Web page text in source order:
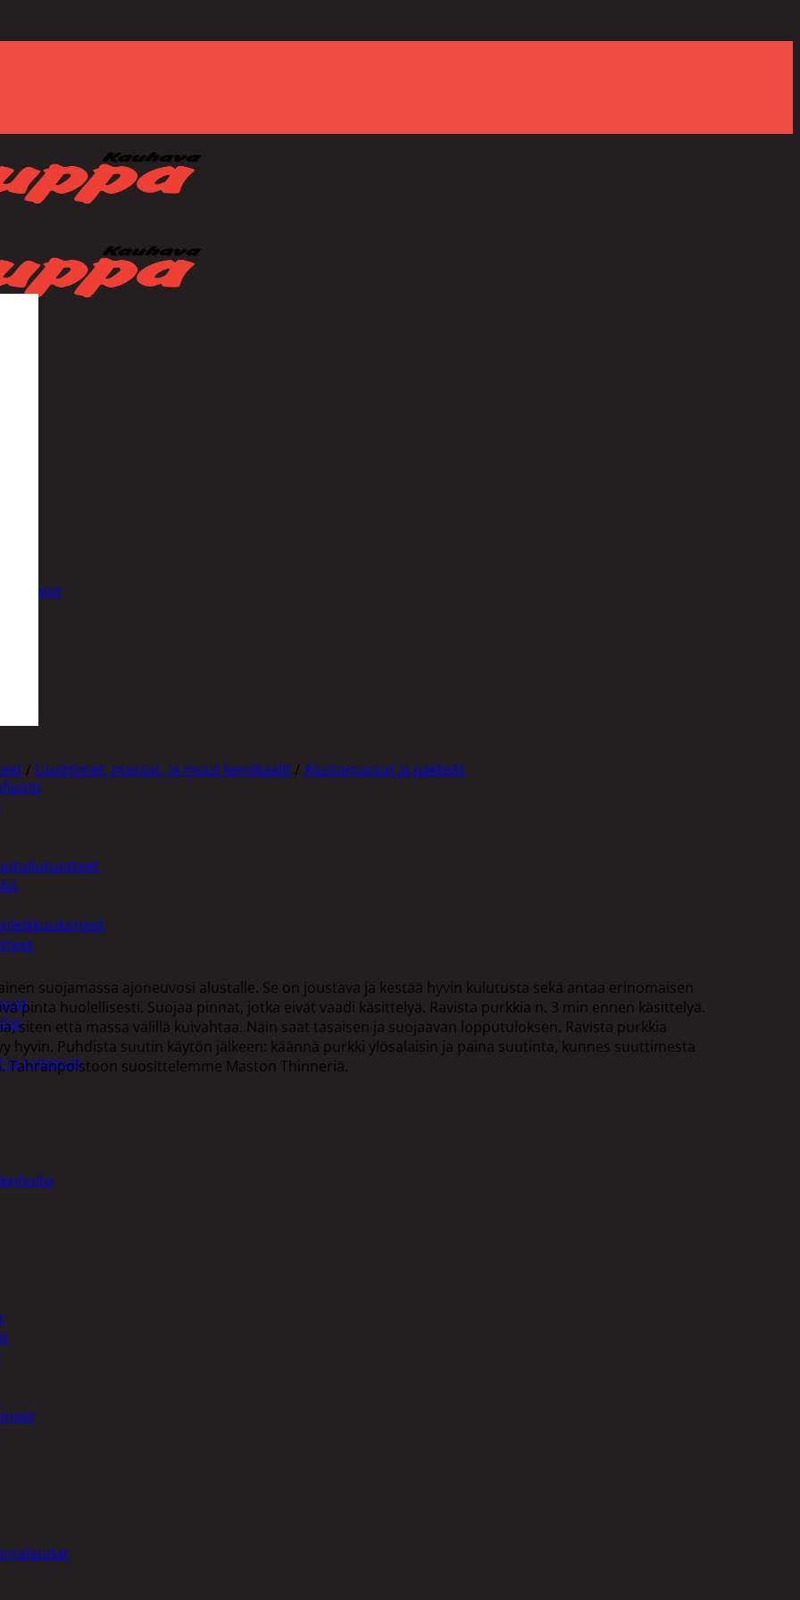
ja saippuat
/ Liuottimet, massat, ja muut kemikaalit / Alustamassat ja pakkelit
suojamassa ajoneuvosi alustalle. Se on joustava ja kestää hyvin kulutusta sekä antaa erinomaisen
pinta huolellisesti. Suojaa pinnat, jotka eivät vaadi käsittelyä. Ravista purkkia n. 3 min ennen käsittelyä.
siten että massa välillä kuivahtaa. Näin saat tasaisen ja suojaavan lopputuloksen. Ravista purkkia
hyvin. Puhdista suutin käytön jälkeen: käännä purkki ylösalaisin ja paina suutinta, kunnes suuttimesta
Tahranpoistoon suosittelemme Maston Thinneriä.